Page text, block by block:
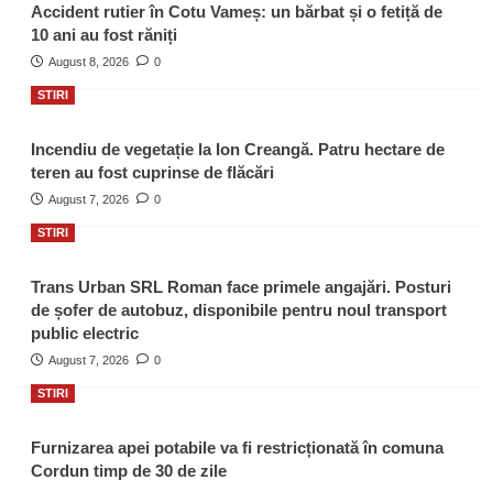
Accident rutier în Cotu Vameș: un bărbat și o fetiță de
10 ani au fost răniți
August 8, 2026 0
STIRI
Incendiu de vegetație la Ion Creangă. Patru hectare de
teren au fost cuprinse de flăcări
August 7, 2026 0
STIRI
Trans Urban SRL Roman face primele angajări. Posturi
de șofer de autobuz, disponibile pentru noul transport
public electric
August 7, 2026 0
STIRI
Furnizarea apei potabile va fi restricționată în comuna
Cordun timp de 30 de zile